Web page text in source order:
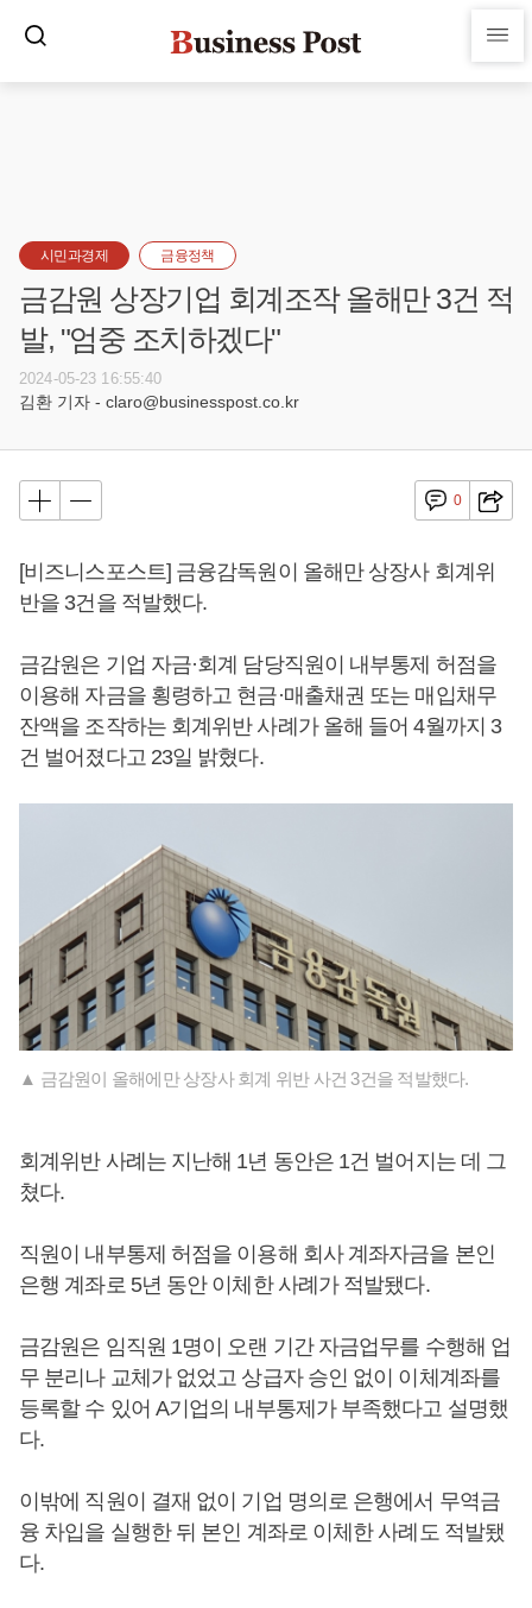
시민과경제 금융정책
금감원 상장기업 회계조작 올해만 3건 적
발, "엄중 조치하겠다"
2024-05-23 16:55:40
김환 기자 - claro@businesspost.co.kr
0
[비즈니스포스트] 금융감독원이 올해만 상장사 회계위
반을 3건을 적발했다.
금감원은 기업 자금·회계 담당직원이 내부통제 허점을
이용해 자금을 횡령하고 현금·매출채권 또는 매입채무
잔액을 조작하는 회계위반 사례가 올해 들어 4월까지 3
건 벌어졌다고 23일 밝혔다.
▲ 금감원이 올해에만 상장사 회계 위반 사건 3건을 적발했다.
회계위반 사례는 지난해 1년 동안은 1건 벌어지는 데 그
쳤다.
직원이 내부통제 허점을 이용해 회사 계좌자금을 본인
은행 계좌로 5년 동안 이체한 사례가 적발됐다.
금감원은 임직원 1명이 오랜 기간 자금업무를 수행해 업
무 분리나 교체가 없었고 상급자 승인 없이 이체계좌를
등록할 수 있어 A기업의 내부통제가 부족했다고 설명했
다.
이밖에 직원이 결재 없이 기업 명의로 은행에서 무역금
융 차입을 실행한 뒤 본인 계좌로 이체한 사례도 적발됐
다.